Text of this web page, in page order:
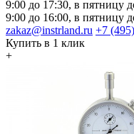
9:00 до 17:30, в пятницу
9:00 до 16:00, в пятницу
zakaz@instrland.ru +7
Купить в 1 клик
+